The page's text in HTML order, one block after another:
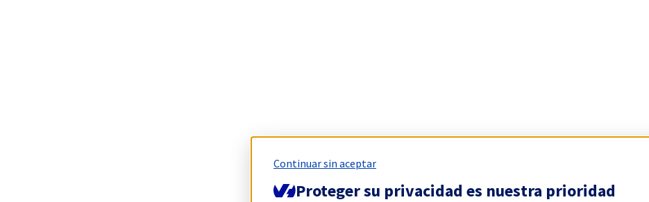
Continuar sin aceptar
Proteger su privacidad es nuestra prioridad